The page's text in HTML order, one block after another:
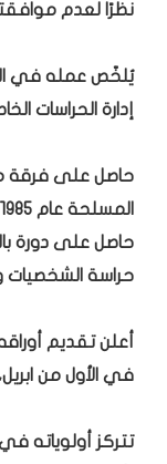
نظرًا لعدم
يُلخّص عمله في
إدارة الحراسات
المسلحة عام 1985
حاصل على دورة
حراسة الشخصيات
في الأول من ابريل، بجمع
تتركز أولوياته